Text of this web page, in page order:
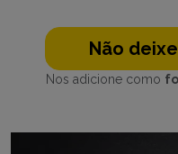
Não
Nos adicione como